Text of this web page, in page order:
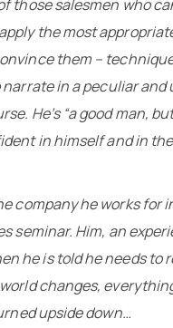
those salesmen who
the most
them –
in a peculiar and
He’s “a good man,
in himself and in
company he works for
seminar. Him, an
he is told he needs to
changes,
upside down…